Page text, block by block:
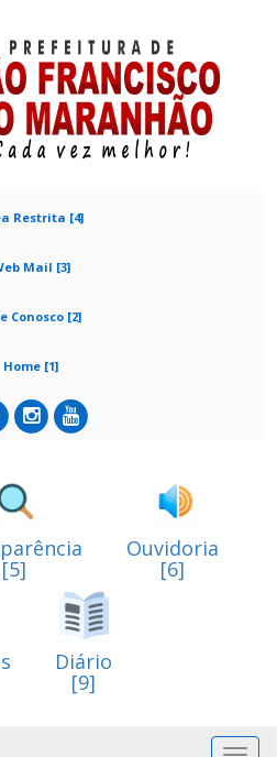
Restrita [4]
Mail [3]
Conosco [2]
Home [1]
[5]
Ouvidoria
[6]
Diário
[9]